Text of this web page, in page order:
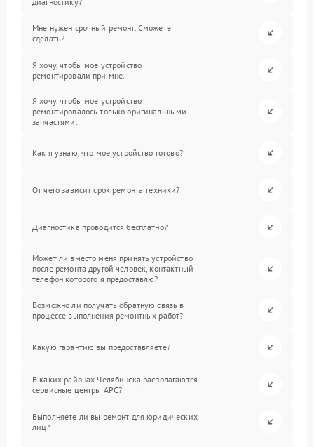
Мне нужен срочный ремонт. Сможете
сделать?
Я хочу, чтобы мое устройство
ремонтировали при мне.
Я хочу, чтобы мое устройство
ремонтировалось только оригинальными
запчастями.
Как я узнаю, что мое устройство готово?
От чего зависит срок ремонта техники?
Диагностика проводится бесплатно?
Может ли вместо меня принять устройство
после ремонта другой человек, контактный
телефон которого я предоставлю?
Возможно ли получать обратную связь в
процессе выполнения ремонтных работ?
Какую гарантию вы предоставляете?
В каких районах Челябинска располагаются
сервисные центры APC?
Выполняете ли вы ремонт для юридических
лиц?